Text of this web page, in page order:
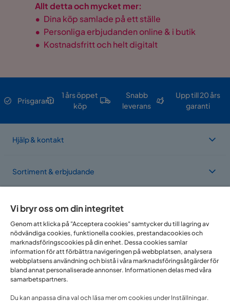
Allt detta och mycket mer:
• Dina köp samlade på ett ställe
• Personliga erbjudanden online & i butik
• Kostnadsfritt och helt digitalt
Prisgaranti
1 års öppet
köp
Snabb
leverans
Upp till 20 års
garanti
Hjälp & kontakt
Sortiment & erbjudande
Om Trademax
Vi finns i flera länder
Vi bryr oss om din integritet
Genom att klicka på "Acceptera cookies" samtycker du till lagring av
nödvändiga cookies, funktionella cookies, prestandacookies och
marknadsföringscookies på din enhet. Dessa cookies samlar
information för att förbättra navigeringen på webbplatsen, analysera
webbplatsens användning och bistå i våra marknadsföringsåtgärder för
bland annat personaliserade annonser. Informationen delas med våra
samarbetspartners.
Du kan anpassa dina val och läsa mer om cookies under Inställningar.